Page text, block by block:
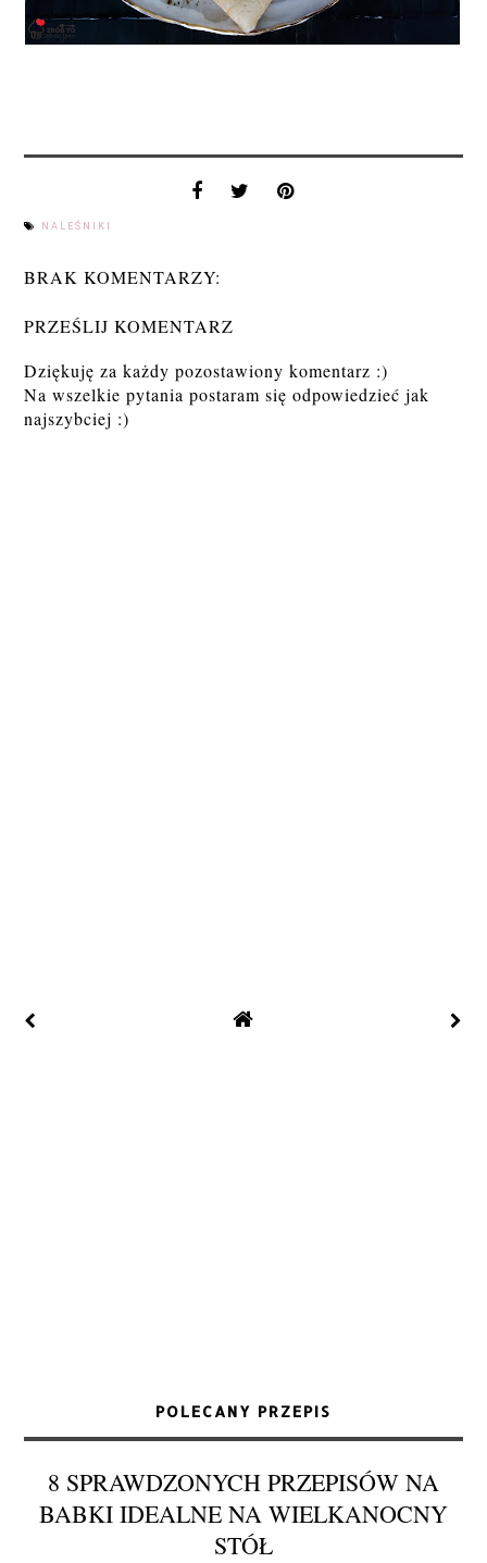
NALEŚNIKI
BRAK KOMENTARZY:
PRZEŚLIJ KOMENTARZ
Dziękuję za każdy pozostawiony komentarz :)
Na wszelkie pytania postaram się odpowiedzieć jak
najszybciej :)
POLECANY PRZEPIS
8 SPRAWDZONYCH PRZEPISÓW NA
BABKI IDEALNE NA WIELKANOCNY
STÓŁ